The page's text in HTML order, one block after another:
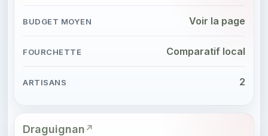
Voir la page
Comparatif local
2
Draguignan